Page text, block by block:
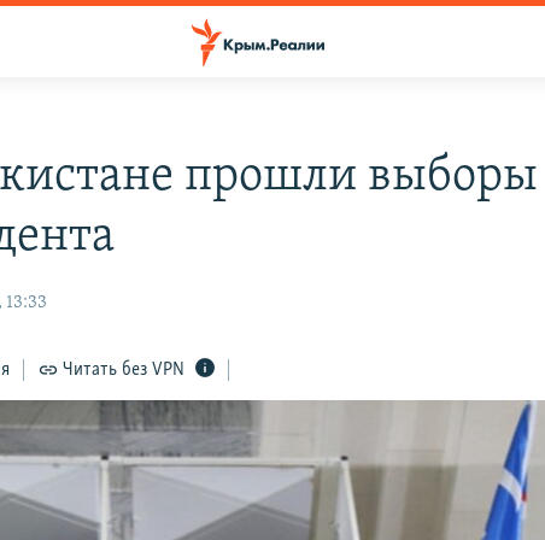
прошли выборы
13:33
Читать без VPN